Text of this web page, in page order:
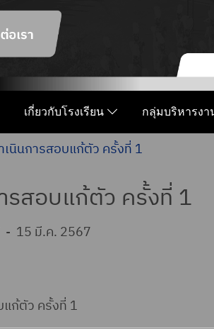
เกี่ยวกับโรงเรียน กลุ่มบริหารงา
เนินการสอบแก้ตัว ครั้งที่ 1
รสอบแก้ตัว ครั้งที่ 1
- 15 มี.ค. 2567
ก้ตัว ครั้งที่ 1